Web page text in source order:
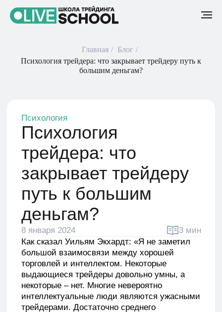
Главная / Блог /
Психология трейдера: что закрывает трейдеру путь к
большим деньгам?
Психология
трейдера: что
закрывает трейдеру
путь к большим
деньгам?
8 января 2024
3 мин
Как сказал Уильям Экхардт: «Я не заметил
большой взаимосвязи между хорошей
торговлей и интеллектом. Некоторые
выдающиеся трейдеры довольно умны, а
некоторые – нет. Многие невероятно
интеллектуальные люди являются ужасными
трейдерами. Достаточно среднего
интеллекта. Гораздо важнее эмоциональная
составляющая».